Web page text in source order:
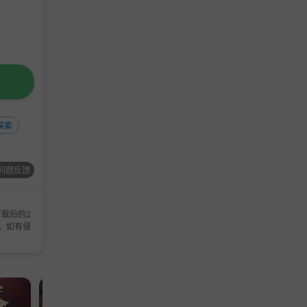
索
题反馈
后的2
如有侵